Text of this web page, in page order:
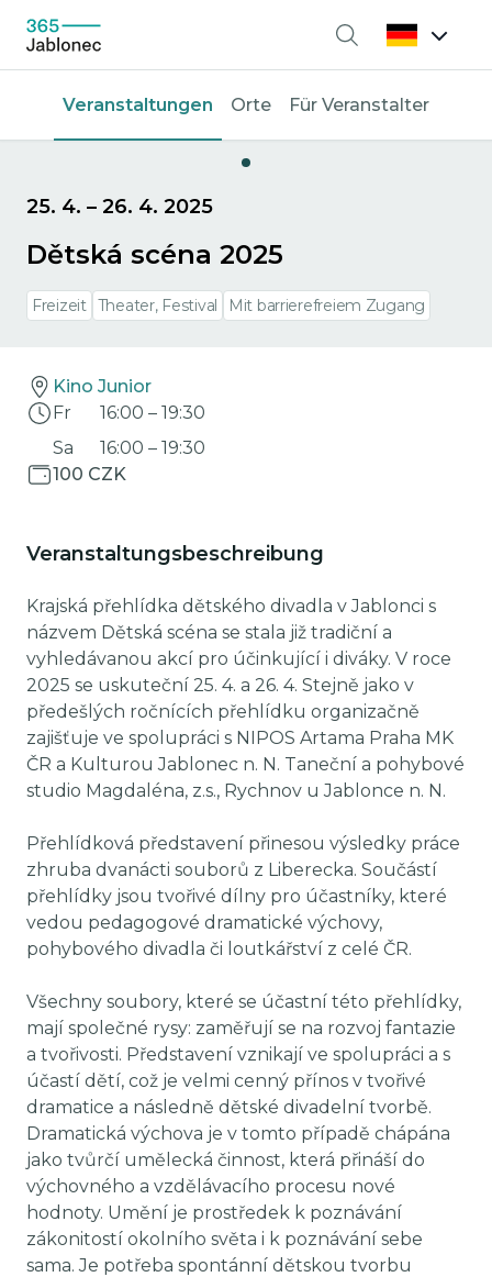
Suche
Veranstaltungen Orte Für Veranstalter
25. 4. – 26. 4. 2025
Dětská scéna 2025
Freizeit Theater, Festival Mit barrierefreiem Zugang
Kino Junior
Fr
16:00 – 19:30
Sa
16:00 – 19:30
100 CZK
Veranstaltungsbeschreibung
Krajská přehlídka dětského divadla v Jablonci s
názvem Dětská scéna se stala již tradiční a
vyhledávanou akcí pro účinkující i diváky. V roce
2025 se uskuteční 25. 4. a 26. 4. Stejně jako v
předešlých ročnících přehlídku organizačně
zajišťuje ve spolupráci s NIPOS Artama Praha MK
ČR a Kulturou Jablonec n. N. Taneční a pohybové
studio Magdaléna, z.s., Rychnov u Jablonce n. N.
Přehlídková představení přinesou výsledky práce
zhruba dvanácti souborů z Liberecka. Součástí
přehlídky jsou tvořivé dílny pro účastníky, které
vedou pedagogové dramatické výchovy,
pohybového divadla či loutkářství z celé ČR.
Všechny soubory, které se účastní této přehlídky,
mají společné rysy: zaměřují se na rozvoj fantazie
a tvořivosti. Představení vznikají ve spolupráci a s
účastí dětí, což je velmi cenný přínos v tvořivé
dramatice a následně dětské divadelní tvorbě.
Dramatická výchova je v tomto případě chápána
jako tvůrčí umělecká činnost, která přináší do
výchovného a vzdělávacího procesu nové
hodnoty. Umění je prostředek k poznávání
zákonitostí okolního světa i k poznávání sebe
sama. Je potřeba spontánní dětskou tvorbu